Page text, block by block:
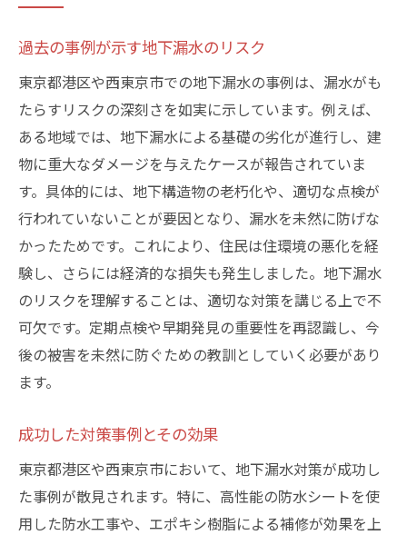
過去の事例が示す地下漏水のリスク
東京都港区や西東京市での地下漏水の事例は、漏水がも
たらすリスクの深刻さを如実に示しています。例えば、
ある地域では、地下漏水による基礎の劣化が進行し、建
物に重大なダメージを与えたケースが報告されていま
す。具体的には、地下構造物の老朽化や、適切な点検が
行われていないことが要因となり、漏水を未然に防げな
かったためです。これにより、住民は住環境の悪化を経
験し、さらには経済的な損失も発生しました。地下漏水
のリスクを理解することは、適切な対策を講じる上で不
可欠です。定期点検や早期発見の重要性を再認識し、今
後の被害を未然に防ぐための教訓としていく必要があり
ます。
成功した対策事例とその効果
東京都港区や西東京市において、地下漏水対策が成功し
た事例が散見されます。特に、高性能の防水シートを使
用した防水工事や、エポキシ樹脂による補修が効果を上